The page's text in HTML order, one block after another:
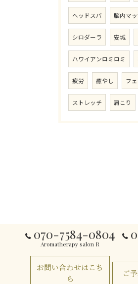
ヘッドスパ 脳内マ
シロダーラ 安城
ハワイアンロミロミ
疲労 癒やし フ
ストレッチ 肩こり
070-7584-0804
Aromatherapy salon R
お問い合わせはこち
ら
ご